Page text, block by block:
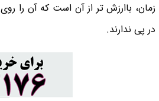
زمان، باارزش تر از آن است که آن را
در پی ندارند.